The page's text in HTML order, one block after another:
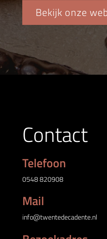
Bekijk onze
Contact
Telefoon
0548 820908
Mail
info@twentedecadente.nl